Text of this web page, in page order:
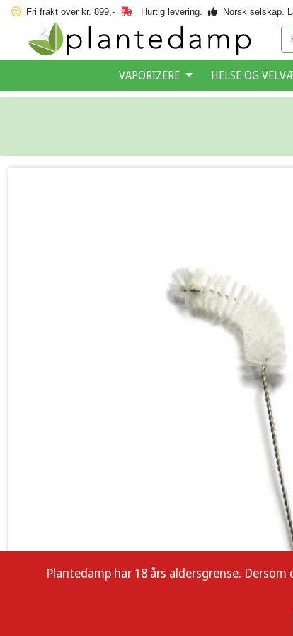
Fri frakt over kr. 899,- Hurtig levering. Norsk selskap.
VAPORIZERE HELSE OG
Plantedamp har 18 års aldersgrense.